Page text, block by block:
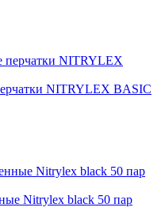
NITRYLEX BASIC
Nitrylex black 50 пар